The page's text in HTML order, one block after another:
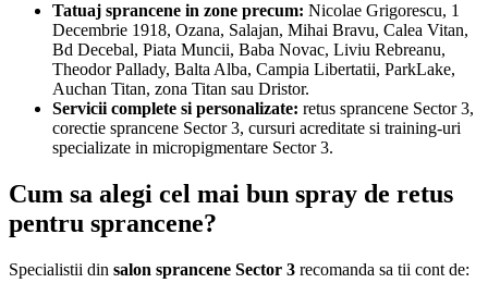
Tatuaj sprancene in zone precum: Nicolae Grigorescu, 1
Decembrie 1918, Ozana, Salajan, Mihai Bravu, Calea Vitan,
Bd Decebal, Piata Muncii, Baba Novac, Liviu Rebreanu,
Theodor Pallady, Balta Alba, Campia Libertatii, ParkLake,
Auchan Titan, zona Titan sau Dristor.
Servicii complete si personalizate: retus sprancene Sector 3,
corectie sprancene Sector 3, cursuri acreditate si training-uri
specializate in micropigmentare Sector 3.
Cum sa alegi cel mai bun spray de retus
pentru sprancene?
Specialistii din salon sprancene Sector 3 recomanda sa tii cont de: